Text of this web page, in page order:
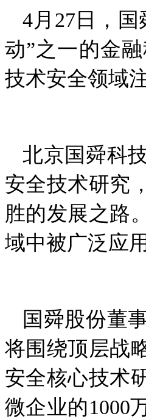
4月27日，国
动”之一的金
技术安全领域
北京国舜科
安全技术研究
胜的发展之路
域中被广泛应用
国舜股份董
将围绕顶层战
安全核心技术
微企业的1000